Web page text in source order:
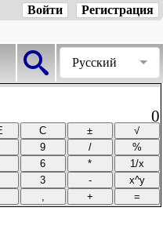
Регистрация
Войти
Русский
0